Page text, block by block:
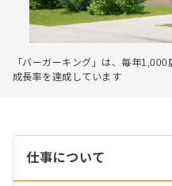
「バーガーキング」は、毎年
成長率を達成しています
仕事について